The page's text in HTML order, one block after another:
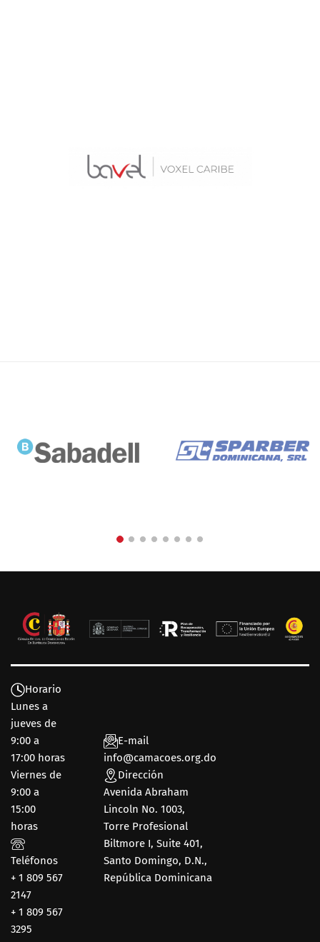
Horario
Lunes a
jueves de
9:00 a
17:00 horas
Viernes de
9:00 a
15:00
horas
Teléfonos
+ 1 809 567
2147
+ 1 809 567
3295
E-mail
info@camacoes.org.do
Dirección
Avenida Abraham
Lincoln No. 1003,
Torre Profesional
Biltmore I, Suite 401,
Santo Domingo, D.N.,
República Dominicana